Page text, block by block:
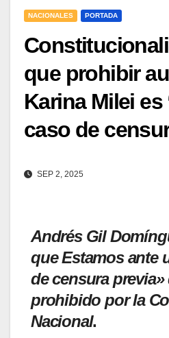
NACIONALES PORTADA
que prohibir
Karina Milei
caso de
SEP 2, 2025
Andrés Gil
que Estamos ante
de censura previa»
prohibido por la
Nacional.